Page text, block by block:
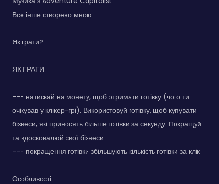
Все інше створено мною
Як грати?
ЯК ГРАТИ
--- натискай на монету, щоб отримати готівку (чого ти
очікував у клікер-грі). Використовуй готівку, щоб купувати
бізнеси, які приносять більше готівки за секунду. Покращуй
та вдосконалюй свої бізнеси
--- покращення готівки збільшують кількість готівки за клік
Особливості